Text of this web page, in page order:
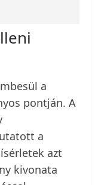
a
pontján. A
a
azt
kivonata